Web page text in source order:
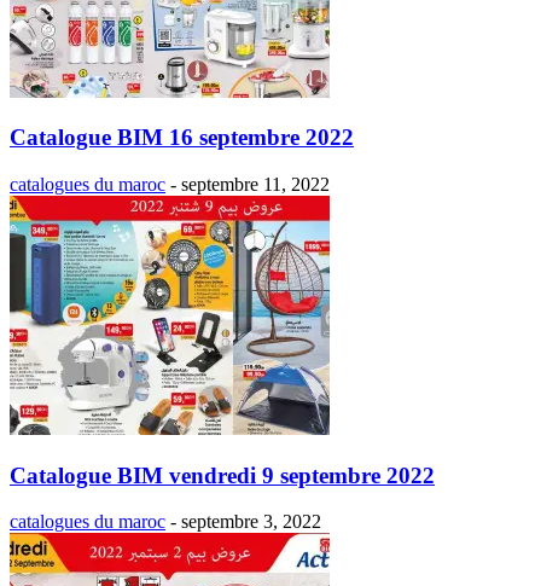
Catalogue BIM 16 septembre 2022
catalogues du maroc - septembre 11, 2022
Catalogue BIM vendredi 9 septembre 2022
catalogues du maroc - septembre 3, 2022